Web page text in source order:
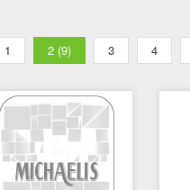
1 2 (9) 3 4